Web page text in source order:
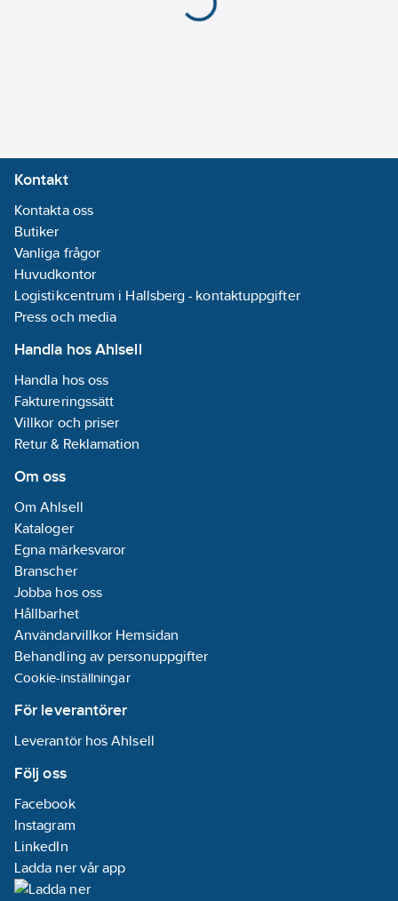
säkerhetsventil och
avluftare.
Low noise versioner.
SL, SSL.
Värmeåtervinning.
Tubpanna.
Korrosionsskydd i
olika utförande.
Mjukstart
Master slav
RS485.
Kyleffekter är angivna
vid omgivande
lufttemperatur 35°C
och
köldbärartemperatur
in/ut +12/7°C .
Genomsnittlig
ljudtrycksnivå uppmätt
i fritt utrymme på 1m,
enligt ISO 3744.
För Clint sker
registrering av
igångkörningsprotokoll
digitalt, länk till
registreringssidan
genereras vid
försäljning. För mer
information hör med
Kontakt
Kontakta oss
Butiker
Vanliga frågor
Huvudkontor
Logistikcentrum i Hallsberg - kontaktuppgifter
Press och media
Handla hos Ahlsell
Handla hos oss
Faktureringssätt
Villkor och priser
Retur & Reklamation
Om oss
Om Ahlsell
Kataloger
Egna märkesvaror
Branscher
Jobba hos oss
Hållbarhet
Användarvillkor Hemsidan
Behandling av personuppgifter
Cookie-inställningar
För leverantörer
Leverantör hos Ahlsell
Följ oss
Facebook
Instagram
LinkedIn
Ladda ner vår app